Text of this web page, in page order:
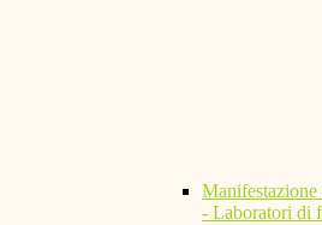
Manifestazione
- Laboratori di